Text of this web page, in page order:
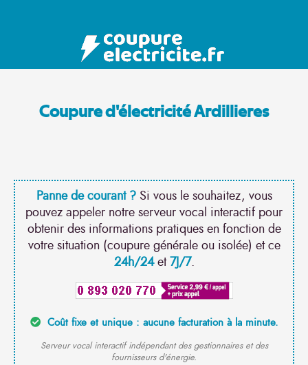
Coupure d'électricité Ardillieres
Panne de courant ?Si vous le souhaitez, vous
pouvez appeler notre serveur vocal interactif pour
obtenir des informations pratiques en fonction de
votre situation (coupure générale ou isolée) et ce
24h/24et7J/7.
Coût fixe et unique : aucune facturation à la minute.
Serveur vocal interactif indépendant des gestionnaires et des
fournisseurs d'énergie.